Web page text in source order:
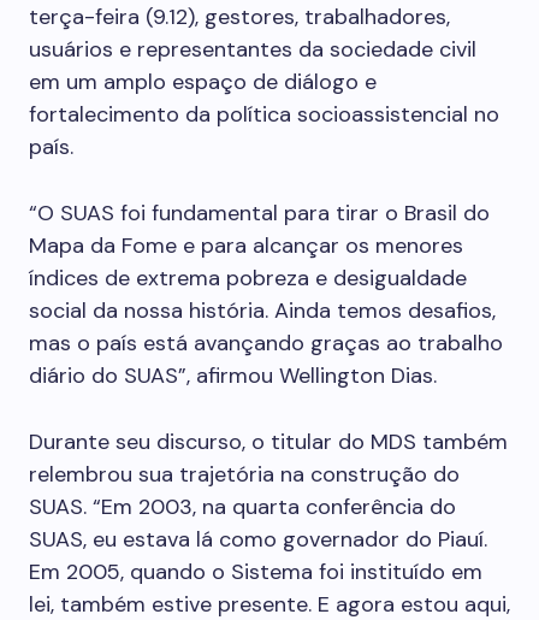
terça-feira (9.12), gestores, trabalhadores,
usuários e representantes da sociedade civil
em um amplo espaço de diálogo e
fortalecimento da política socioassistencial no
país.
“O SUAS foi fundamental para tirar o Brasil do
Mapa da Fome e para alcançar os menores
índices de extrema pobreza e desigualdade
social da nossa história. Ainda temos desafios,
mas o país está avançando graças ao trabalho
diário do SUAS”, afirmou Wellington Dias.
Durante seu discurso, o titular do MDS também
relembrou sua trajetória na construção do
SUAS. “Em 2003, na quarta conferência do
SUAS, eu estava lá como governador do Piauí.
Em 2005, quando o Sistema foi instituído em
lei, também estive presente. E agora estou aqui,